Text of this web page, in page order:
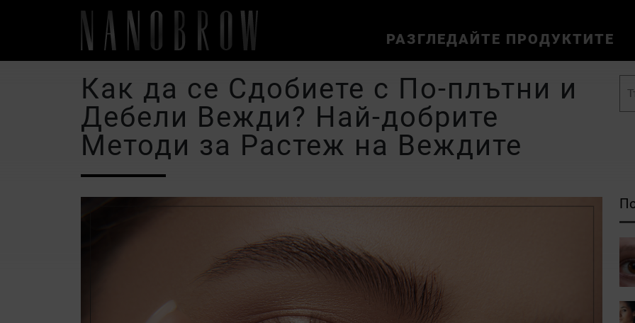
РАЗГЛЕДАЙТЕ ПРОДУКТИТЕ
Как да се Сдобиете с По-плътни и
Дебели Вежди? Най-добрите
Методи за Растеж на Веждите